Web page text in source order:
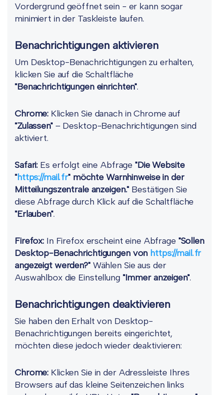
Vordergrund geöffnet sein - er kann sogar
minimiert in der Taskleiste laufen.
Benachrichtigungen aktivieren
Um Desktop-Benachrichtigungen zu erhalten,
klicken Sie auf die Schaltfläche
"Benachrichtigungen einrichten".
Chrome: Klicken Sie danach in Chrome auf
"Zulassen"– Desktop-Benachrichtigungen sind
aktiviert.
Safari: Es erfolgt eine Abfrage "Die Website
"https://mail.fr" möchte Warnhinweise in der
Mitteilungszentrale anzeigen." Bestätigen Sie
diese Abfrage durch Klick auf die Schaltfläche
"Erlauben".
Firefox: In Firefox erscheint eine Abfrage "Sollen
Desktop-Benachrichtigungen von https://mail.fr
angezeigt werden?"Wählen Sie aus der
Auswahlbox die Einstellung "Immer anzeigen".
Benachrichtigungen deaktivieren
Sie haben den Erhalt von Desktop-
Benachrichtigungen bereits eingerichtet,
möchten diese jedoch wieder deaktivieren:
Chrome: Klicken Sie in der Adressleiste Ihres
Browsers auf das kleine Seitenzeichen links